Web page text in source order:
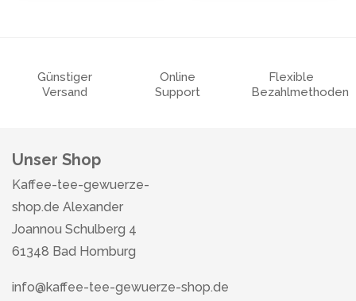
Günstiger
Versand
Online
Support
Flexible
Bezahlmethoden
Unser Shop
Kaffee-tee-gewuerze-
shop.de Alexander
Joannou Schulberg 4
61348 Bad Homburg
info@kaffee-tee-gewuerze-shop.de